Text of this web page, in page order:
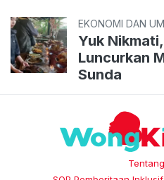
EKONOMI DAN
Yuk
Luncurkan
Sunda